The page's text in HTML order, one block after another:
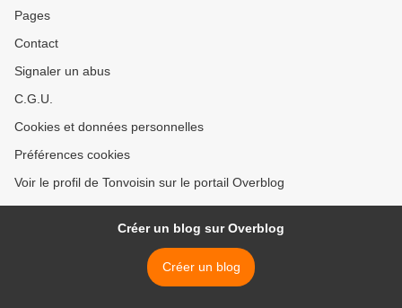
Pages
Contact
Signaler un abus
C.G.U.
Cookies et données personnelles
Préférences cookies
Voir le profil de Tonvoisin sur le portail Overblog
Créer un blog sur Overblog
Créer un blog